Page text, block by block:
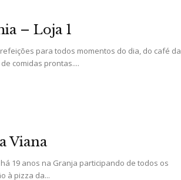
– Loja 1
para todos momentos do dia, do café da
comidas prontas....
Viana
19 anos na Granja participando de todos os
à pizza da...